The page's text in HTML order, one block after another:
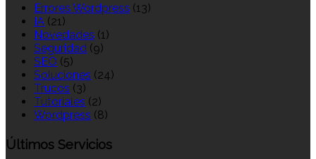
Errores Wordpress (13)
IA (21)
Novedades (1)
Seguridad (9)
SEO (5)
Soluciones (24)
Trucos (3)
Tutoriales (2)
Wordpress (8)
Últimos Servicios